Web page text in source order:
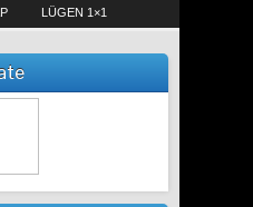
LÜGEN 1×1